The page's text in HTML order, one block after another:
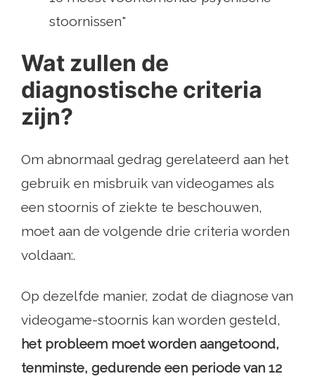
stoornissen"
Wat zullen de
diagnostische criteria
zijn?
Om abnormaal gedrag gerelateerd aan het
gebruik en misbruik van videogames als
een stoornis of ziekte te beschouwen,
moet aan de volgende drie criteria worden
voldaan:.
Op dezelfde manier, zodat de diagnose van
videogame-stoornis kan worden gesteld,
het probleem moet worden aangetoond,
tenminste, gedurende een periode van 12